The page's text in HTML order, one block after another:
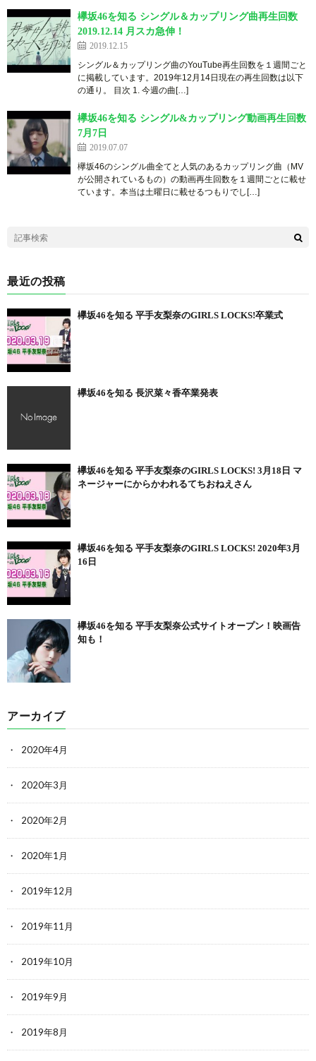
欅坂46を知る シングル＆カップリング曲再生回数
2019.12.14 月スカ急伸！
2019.12.15
シングル＆カップリング曲のYouTube再生回数を１週間ごと
に掲載しています。2019年12月14日現在の再生回数は以下
の通り。 目次 1. 今週の曲[…]
欅坂46を知る シングル&カップリング動画再生回数
7月7日
2019.07.07
欅坂46のシングル曲全てと人気のあるカップリング曲（MV
が公開されているもの）の動画再生回数を１週間ごとに載せ
ています。本当は土曜日に載せるつもりでし[…]
最近の投稿
欅坂46を知る 平手友梨奈のGIRLS LOCKS!卒業式
欅坂46を知る 長沢菜々香卒業発表
欅坂46を知る 平手友梨奈のGIRLS LOCKS! 3月18日 マ
ネージャーにからかわれるてちおねえさん
欅坂46を知る 平手友梨奈のGIRLS LOCKS! 2020年3月
16日
欅坂46を知る 平手友梨奈公式サイトオープン！映画告
知も！
アーカイブ
2020年4月
2020年3月
2020年2月
2020年1月
2019年12月
2019年11月
2019年10月
2019年9月
2019年8月